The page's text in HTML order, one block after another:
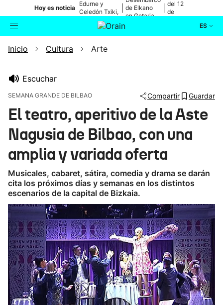
Hoy es noticia
Edurne y
Celedón Txiki,
en directo
de Elkano
en Getaria
del 12
de
ES
Buscador Actualidad
Ikusmiran
Eguraldia
Inicio Cultura Arte
Escuchar
SEMANA GRANDE DE BILBAO Compartir Guardar
El teatro, aperitivo de la Aste
Nagusia de Bilbao, con una
amplia y variada oferta
Musicales, cabaret, sátira, comedia y drama se darán
cita los próximos días y semanas en los distintos
escenarios de la capital de Bizkaia.